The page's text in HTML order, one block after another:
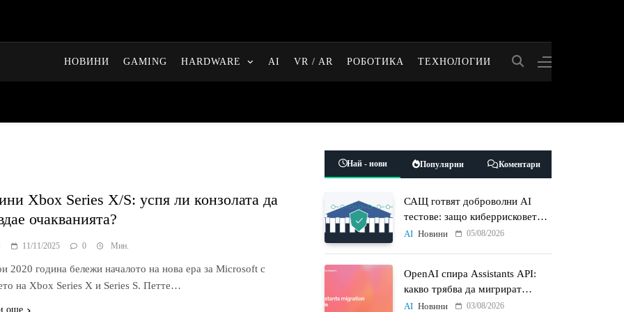
НОВИНИ GAMING HARDWARE AI VR / AR РОБОТИКА ТЕХНОЛОГИИ
Xbox Series X/S: успя ли конзолата да
очакванията?
11/11/2025 0 Мин.
2020 година бележи началото на нова ера за Microsoft с
на Xbox Series X и Series S. Петте…
още
Най - нови Популярни Коментари
САЩ готвят доброволни AI
тестове: защо киберрисковете
на моделите стават
AI Новини 05/08/2026
OpenAI спира Assistants API:
какво трябва да мигрират
разработчиците до 26 август
AI Новини 03/08/2026